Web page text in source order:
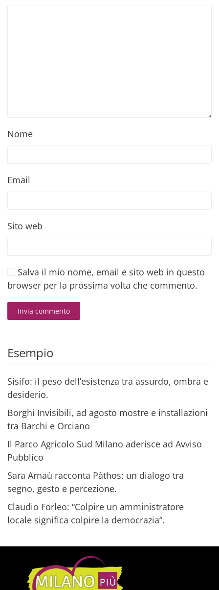
Nome
Email
Sito web
Salva il mio nome, email e sito web in questo
browser per la prossima volta che commento.
Invia commento
Esempio
Sisifo: il peso dell’esistenza tra assurdo, ombra e
desiderio.
Borghi Invisibili, ad agosto mostre e installazioni
tra Barchi e Orciano
Il Parco Agricolo Sud Milano aderisce ad Avviso
Pubblico
Sara Arnaù racconta Pàthos: un dialogo tra
segno, gesto e percezione.
Claudio Forleo: “Colpire un amministratore
locale significa colpire la democrazia”.